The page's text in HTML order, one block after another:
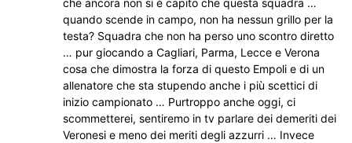
che ancora non si è capito che questa squadra …
quando scende in campo, non ha nessun grillo per la
testa? Squadra che non ha perso uno scontro diretto
… pur giocando a Cagliari, Parma, Lecce e Verona
cosa che dimostra la forza di questo Empoli e di un
allenatore che sta stupendo anche i più scettici di
inizio campionato … Purtroppo anche oggi, ci
scommetterei, sentiremo in tv parlare dei demeriti dei
Veronesi e meno dei meriti degli azzurri … Invece